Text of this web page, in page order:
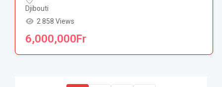
Djibouti
2 858 Views
6,000,000Fr